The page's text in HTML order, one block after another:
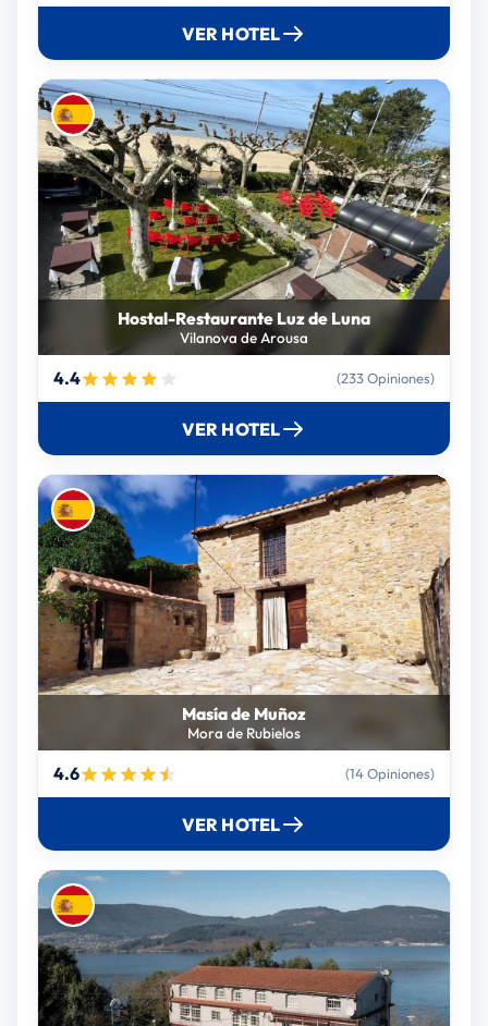
VER HOTEL
Hostal-Restaurante Luz de Luna
Vilanova de Arousa
4.4 (233 Opiniones)
VER HOTEL
Masía de Muñoz
Mora de Rubielos
4.6 (14 Opiniones)
VER HOTEL